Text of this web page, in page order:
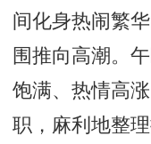
间化身热闹繁
围推向高潮。
饱满、热情高
职，麻利地整